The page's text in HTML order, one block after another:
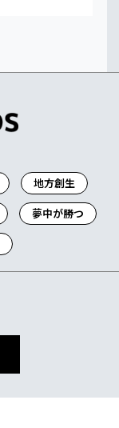
地方創生
夢中が勝つ